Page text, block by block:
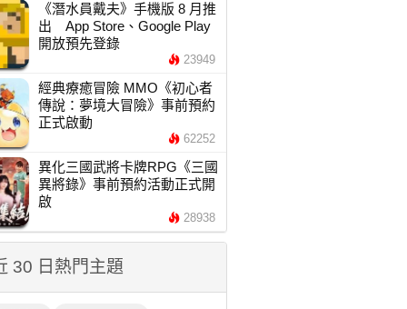
《潛水員戴夫》手機版 8 月推
出 App Store、Google Play
開放預先登錄
23949
經典療癒冒險 MMO《初心者
傳說：夢境大冒險》事前預約
正式啟動
62252
異化三國武將卡牌RPG《三國
異將錄》事前預約活動正式開
啟
28938
30 日熱門主題